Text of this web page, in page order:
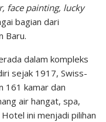
face painting, lucky
bagian dari
Baru.
dalam kompleks
sejak 1917, Swiss-
161 kamar dan
air hangat, spa,
ini menjadi pilihan